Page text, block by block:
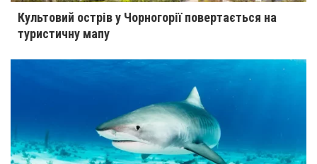
Культовий острів у Чорногорії повертається на
туристичну мапу